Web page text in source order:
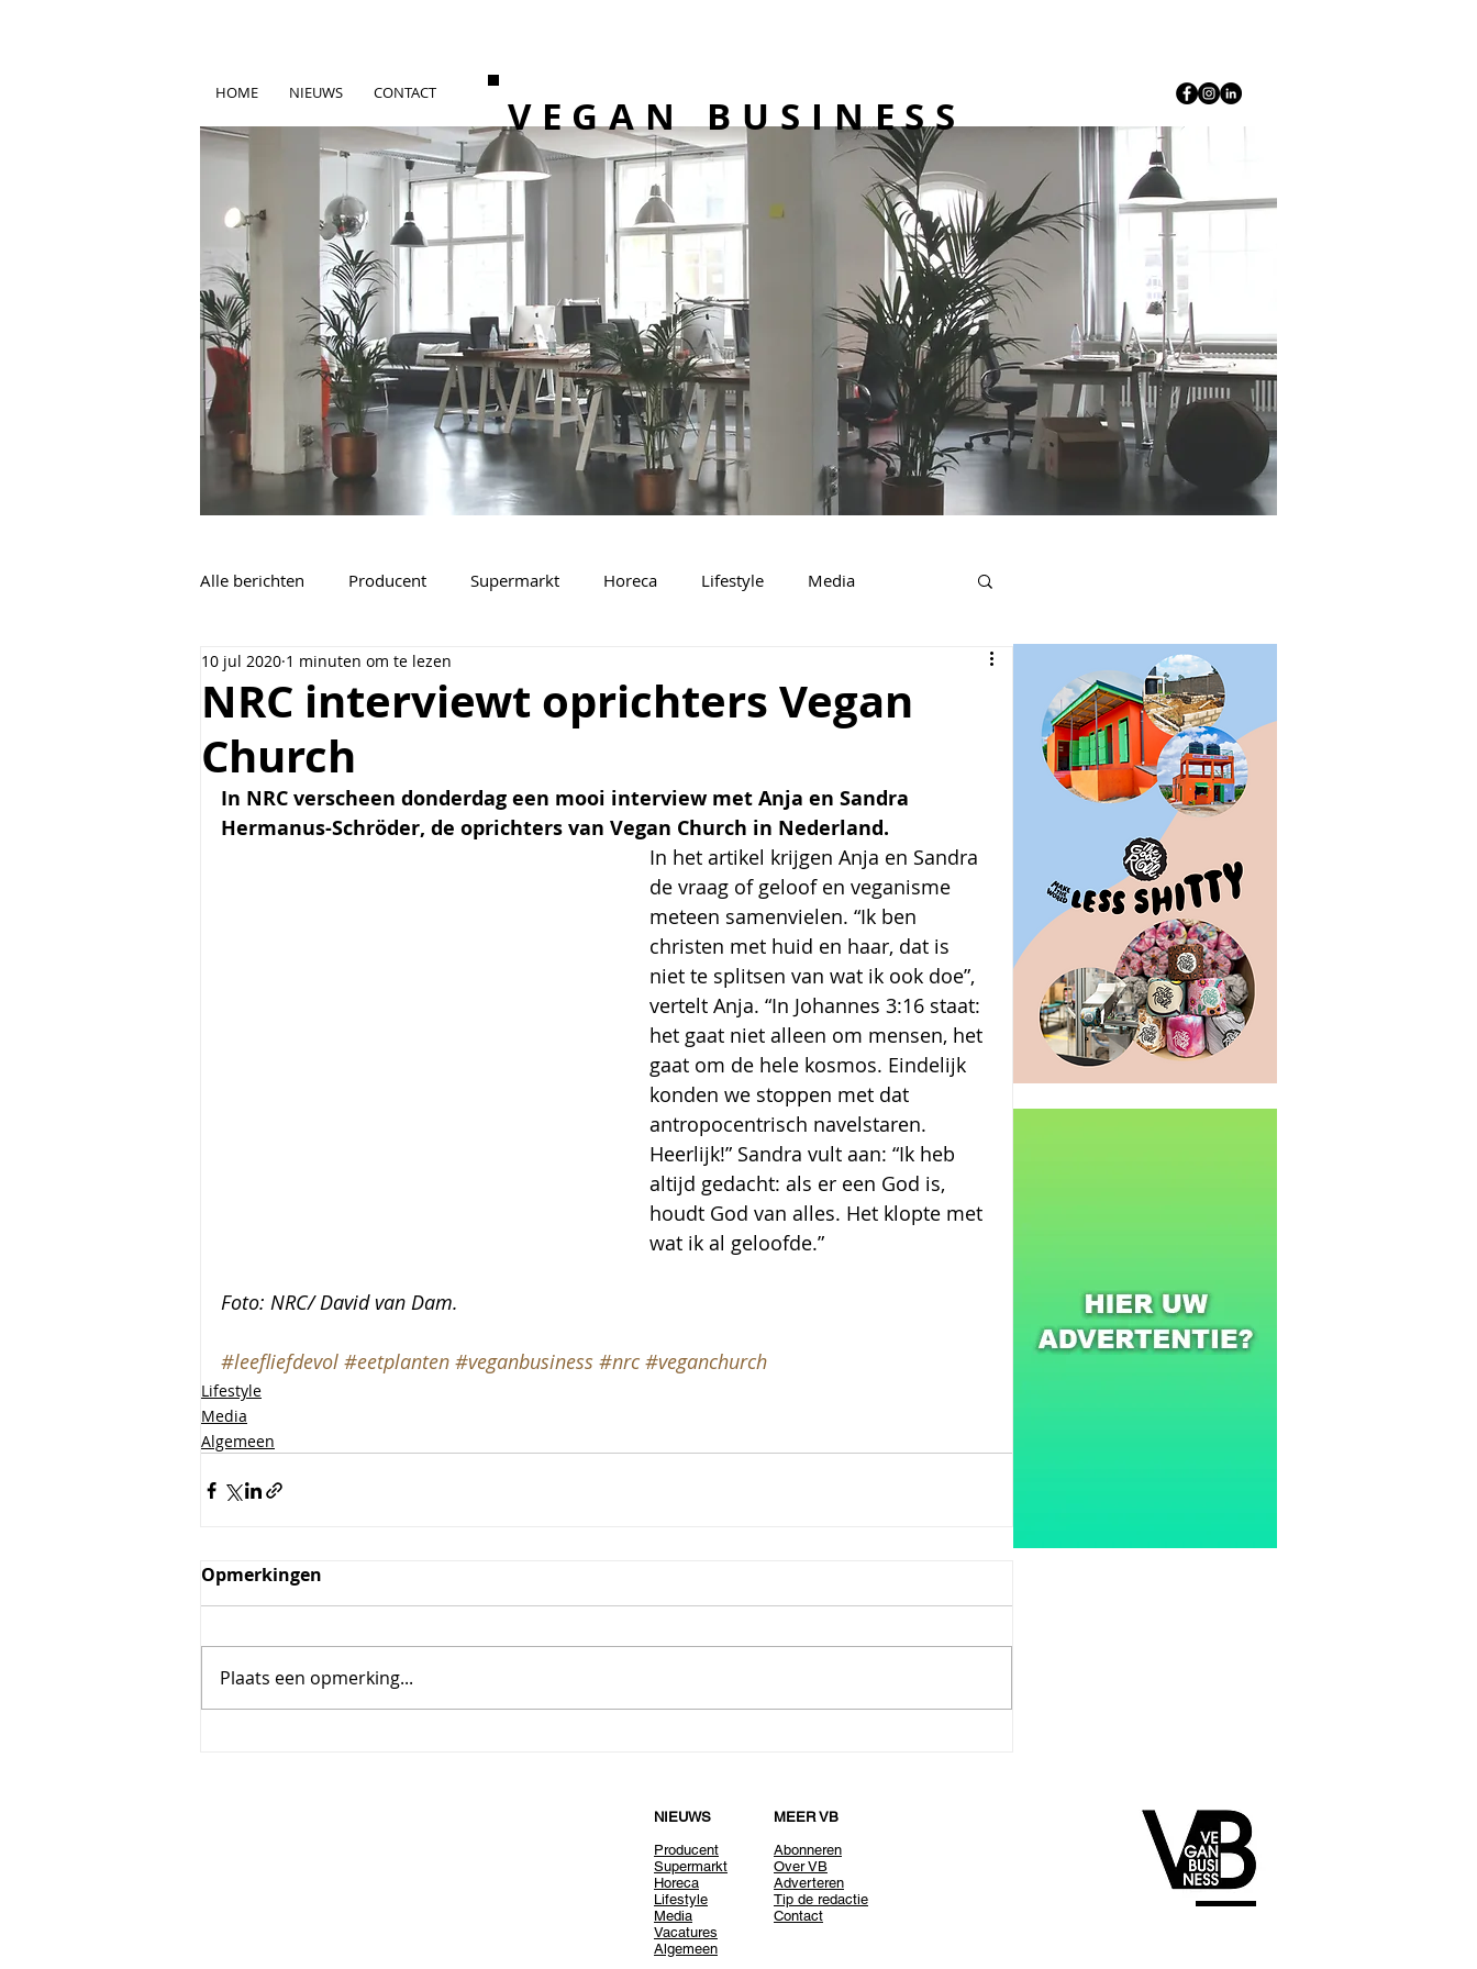
HOME NIEUWS CONTACT VEGAN BUSINESS
Alle berichten Producent Supermarkt Horeca Lifestyle Media
Vacatures Algemeen
NRC interviewt oprichters Vegan
Church
10 jul 2020 1 minuten om te lezen
In NRC verscheen donderdag een mooi interview met Anja en Sandra
Hermanus-Schröder, de oprichters van Vegan Church in Nederland.
In het artikel krijgen Anja en Sandra
de vraag of geloof en veganisme
meteen samenvielen. “Ik ben
christen met huid en haar, dat is
niet te splitsen van wat ik ook doe”,
vertelt Anja. “In Johannes 3:16 staat:
het gaat niet alleen om mensen, het
gaat om de hele kosmos. Eindelijk
konden we stoppen met dat
antropocentrisch navelstaren.
Heerlijk!” Sandra vult aan: “Ik heb
altijd gedacht: als er een God is,
houdt God van alles. Het klopte met
wat ik al geloofde.”
Foto: NRC/ David van Dam.
#leefliefdevol #eetplanten #veganbusiness #nrc #veganchurch
Lifestyle
Media
Algemeen
Opmerkingen
Plaats een opmerking...
NIEUWS
Producent
Supermarkt
Horeca
Lifestyle
Media
Vacatures
Algemeen
MEER VB
Abonneren
Over VB
Adverteren
Tip de redactie
Contact